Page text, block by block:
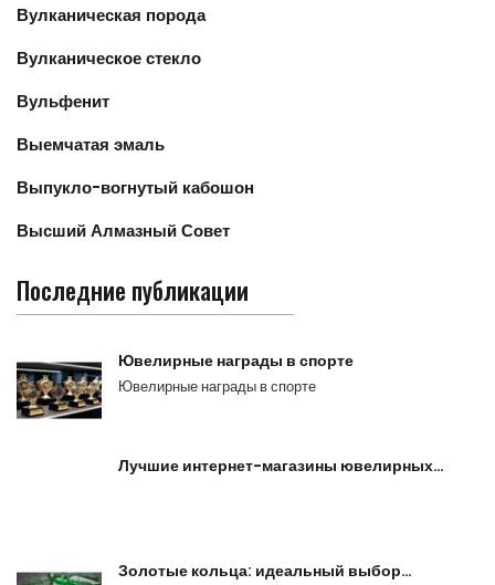
Вулканическая порода
Вулканическое стекло
Вульфенит
Выемчатая эмаль
Выпукло-вогнутый кабошон
Высший Алмазный Совет
Последние публикации
Ювелирные награды в спорте
Ювелирные награды в спорте
Лучшие интернет-магазины ювелирных…
Золотые кольца: идеальный выбор…